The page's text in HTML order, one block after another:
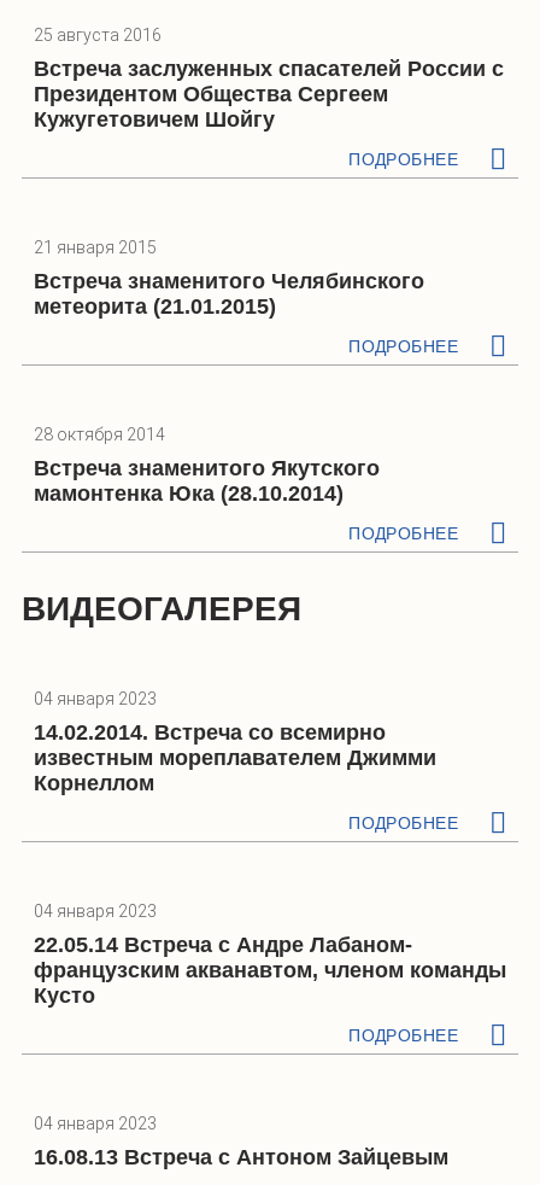
25 августа 2016
Встреча заслуженных спасателей России с
Президентом Общества Сергеем
Кужугетовичем Шойгу
ПОДРОБНЕЕ
21 января 2015
Встреча знаменитого Челябинского
метеорита (21.01.2015)
ПОДРОБНЕЕ
28 октября 2014
Встреча знаменитого Якутского
мамонтенка Юка (28.10.2014)
ПОДРОБНЕЕ
ВИДЕОГАЛЕРЕЯ
04 января 2023
14.02.2014. Встреча со всемирно
известным мореплавателем Джимми
Корнеллом
ПОДРОБНЕЕ
04 января 2023
22.05.14 Встреча с Андре Лабаном-
французским акванавтом, членом команды
Кусто
ПОДРОБНЕЕ
04 января 2023
16.08.13 Встреча с Антоном Зайцевым